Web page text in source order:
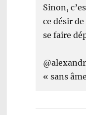
Sinon,
ce désir
se faire
« sans